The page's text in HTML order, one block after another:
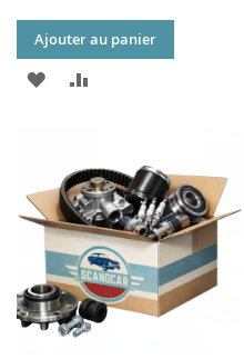
Ajouter au panier
AJOUTER
LISTE
D’ENVIE